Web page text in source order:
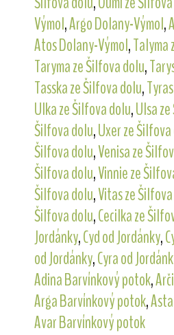
Výmol,Argo Dolany-Výmol,
Atos Dolany-Výmol,Talyma
Taryma ze Šilfova dolu,
Tasska ze Šilfova dolu,
Ulka ze Šilfova dolu,Ulsa
Šilfova dolu,Uxer ze
Šilfova dolu,Venisa ze
Šilfova dolu,Vinnie ze
Šilfova dolu,Vitas ze
Šilfova dolu,Cecilka ze
Jordánky,Cyd od Jordánky,
od Jordánky,Cyra od
Adina Barvínkový potok,
Arga Barvínkový potok,
Avar Barvínkový potok